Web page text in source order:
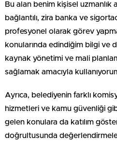
Bu alan benim kişisel uzmanlık
bağlantılı, zira banka ve
profesyonel olarak görev
konularında edindiğim bilgi ve
kaynak yönetimi ve mali
sağlamak amacıyla
Ayrıca, belediyenin farklı
hizmetleri ve kamu güvenliği
gelen konulara da katılım
doğrultusunda